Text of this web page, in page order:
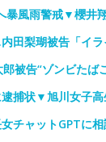
風雨警戒▼櫻井
梨瑚被告「イラ
被告“ゾンビたば
捕状▼旭川女子
チャットGPTに